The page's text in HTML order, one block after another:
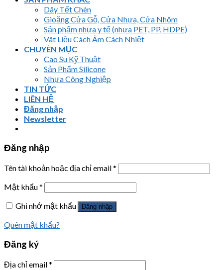
Dây Tết Chèn
Gioăng Cửa Gỗ, Cửa Nhựa, Cửa Nhôm
Sản phẩm nhựa y tế (nhựa PET, PP, HDPE)
Vât Liệu Cách Âm Cách Nhiệt
CHUYÊN MỤC
Cao Su Kỹ Thuật
Sản Phẩm Silicone
Nhựa Công Nghiệp
TIN TỨC
LIÊN HỆ
Đăng nhập
Newsletter
Đăng nhập
Tên tài khoản hoặc địa chỉ email*
Mật khẩu*
Ghi nhớ mật khẩu
Đăng nhập
Quên mật khẩu?
Đăng ký
Địa chỉ email*